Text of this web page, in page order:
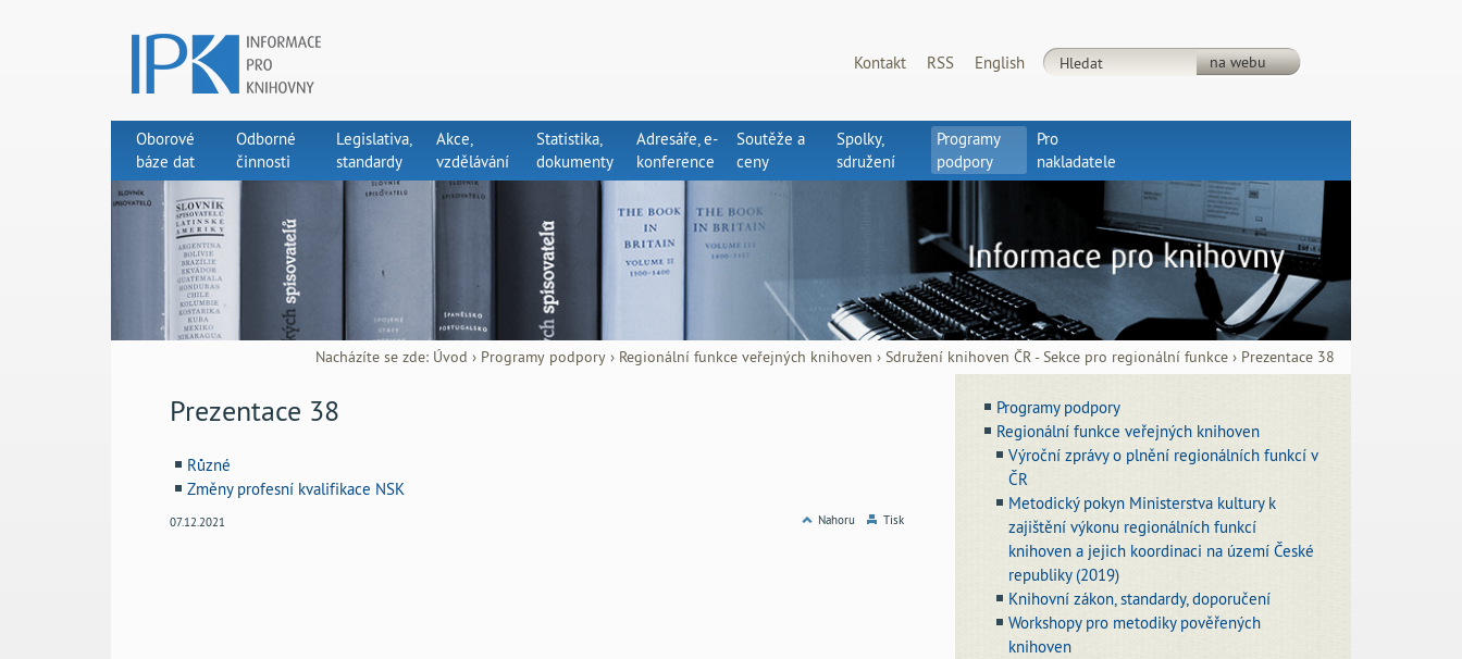
Kontakt RSS English
Oborové
báze dat
Odborné
činnosti
Legislativa,
standardy
Akce,
vzdělávání
Statistika,
dokumenty
Adresáře, e-
konference
Soutěže a
ceny
Spolky,
sdružení
Programy
podpory
Pro
nakladatele
Nacházíte se zde: Úvod › Programy podpory › Regionální funkce veřejných knihoven ›Sdružení knihoven ČR - Sekce pro regionální funkce › Prezentace 38
Prezentace 38
Různé
Změny profesní kvalifikace NSK
Nahoru Tisk
07.12.2021
Programy podpory
Regionální funkce veřejných knihoven
Výroční zprávy o plnění regionálních funkcí v
ČR
Metodický pokyn Ministerstva kultury k
zajištění výkonu regionálních funkcí
knihoven a jejich koordinaci na území České
republiky (2019)
Knihovní zákon, standardy, doporučení
Workshopy pro metodiky pověřených
knihoven